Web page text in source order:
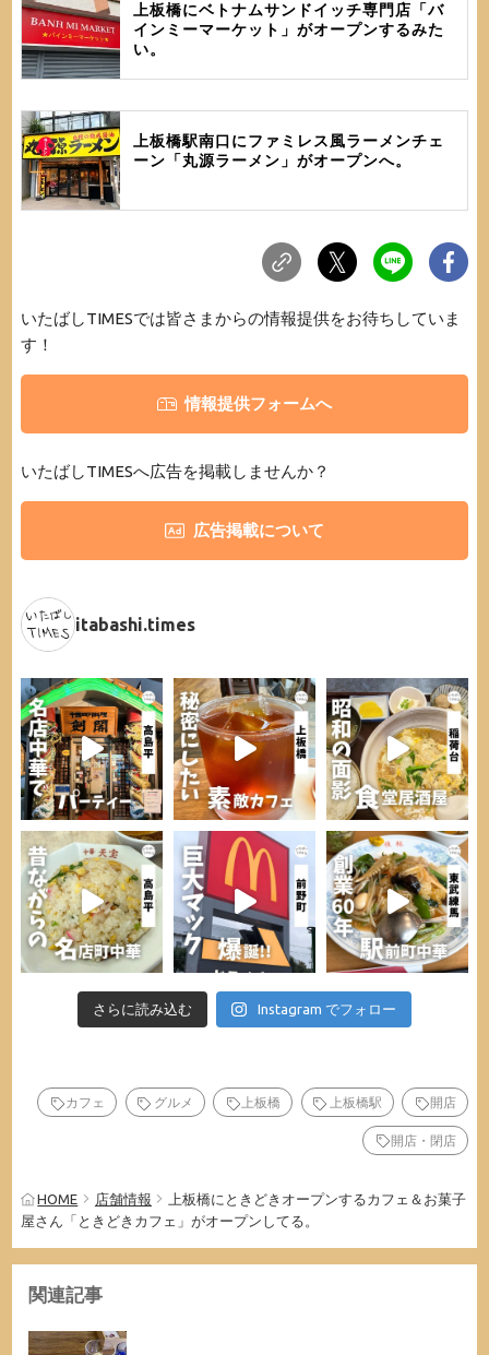
上板橋にベトナムサンドイッチ専門店「バ
インミーマーケット」がオープンするみた
い。
上板橋駅南口にファミレス風ラーメンチェ
ーン「丸源ラーメン」がオープンへ。
いたばしTIMESでは皆さまからの情報提供をお待ちしていま
す！
情報提供フォームへ
いたばしTIMESへ広告を掲載しませんか？
広告掲載について
itabashi.times
さらに読み込む Instagram でフォロー
カフェ グルメ 上板橋 上板橋駅 開店
開店・閉店
HOME 店舗情報
上板橋にときどきオープンするカフェ＆お菓子
屋さん「ときどきカフェ」がオープンしてる。
関連記事